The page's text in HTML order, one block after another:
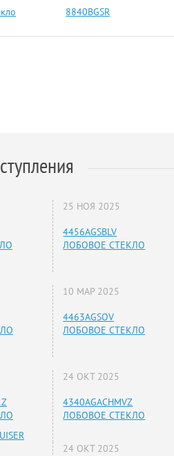
8840BGSR
25 НОЯ 2025
4456AGSBLV
ЛОБОВОЕ СТЕКЛО
10 МАР 2025
4463AGSOV
ЛОБОВОЕ СТЕКЛО
24 ОКТ 2025
4340AGACHMVZ
ЛОБОВОЕ СТЕКЛО
24 ОКТ 2025